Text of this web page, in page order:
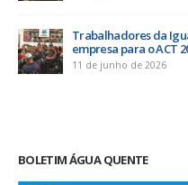
Trabalhadores da
empresa para o ACT
11 de junho de 2026
BOLETIM ÁGUA QUENTE